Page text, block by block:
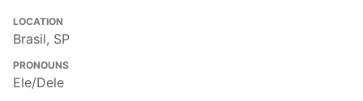
LOCATION
Brasil, SP
PRONOUNS
Ele/Dele